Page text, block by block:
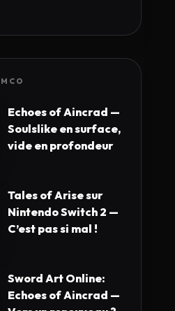
Echoes of Aincrad —
Soulslike en surface,
vide en profondeur
Tales of Arise sur
Nintendo Switch 2 —
C’est pas si mal !
Sword Art Online:
Echoes of Aincrad —